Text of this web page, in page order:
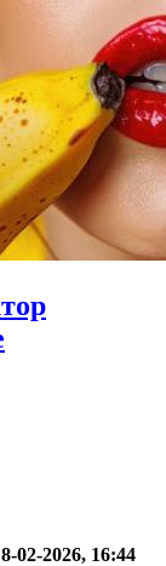
8-02-2026, 16:44